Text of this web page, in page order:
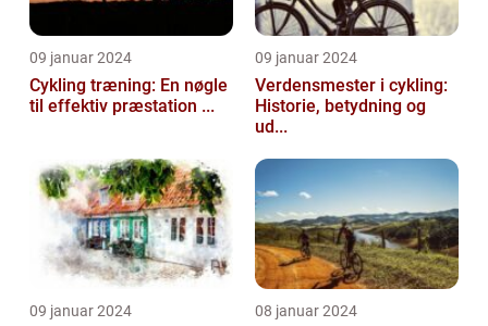
09 januar 2024
Cykling træning: En nøgle
til effektiv præstation ...
09 januar 2024
Verdensmester i cykling:
Historie, betydning og
ud...
09 januar 2024 08 januar 2024